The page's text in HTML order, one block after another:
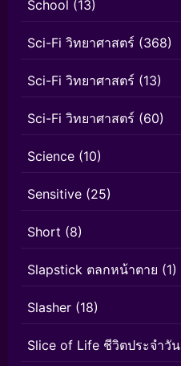
School (13)
Sci-Fi วิทยาศาสตร์ (368)
Sci-Fi วิทยาศาสตร์ (13)
Sci-Fi วิทยาศาสตร์ (60)
Science (10)
Sensitive (25)
Short (8)
Slapstick ตลกหน้าตาย (1)
Slasher (18)
Slice of Life ชีวิตประจำวัน